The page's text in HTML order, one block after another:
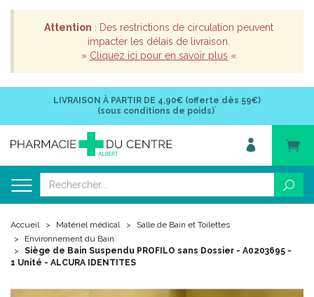
Attention : Des restrictions de circulation peuvent
impacter les délais de livraison.
» Cliquez ici pour en savoir plus «
LIVRAISON À PARTIR DE 4,90€ (offerte dès 59€)
(sous conditions de poids)*
Accueil Matériel médical
Salle de Bain et Toilettes
Environnement du Bain
Siège de Bain Suspendu PROFILO sans Dossier - A0203695 -
1 Unité - ALCURA IDENTITES